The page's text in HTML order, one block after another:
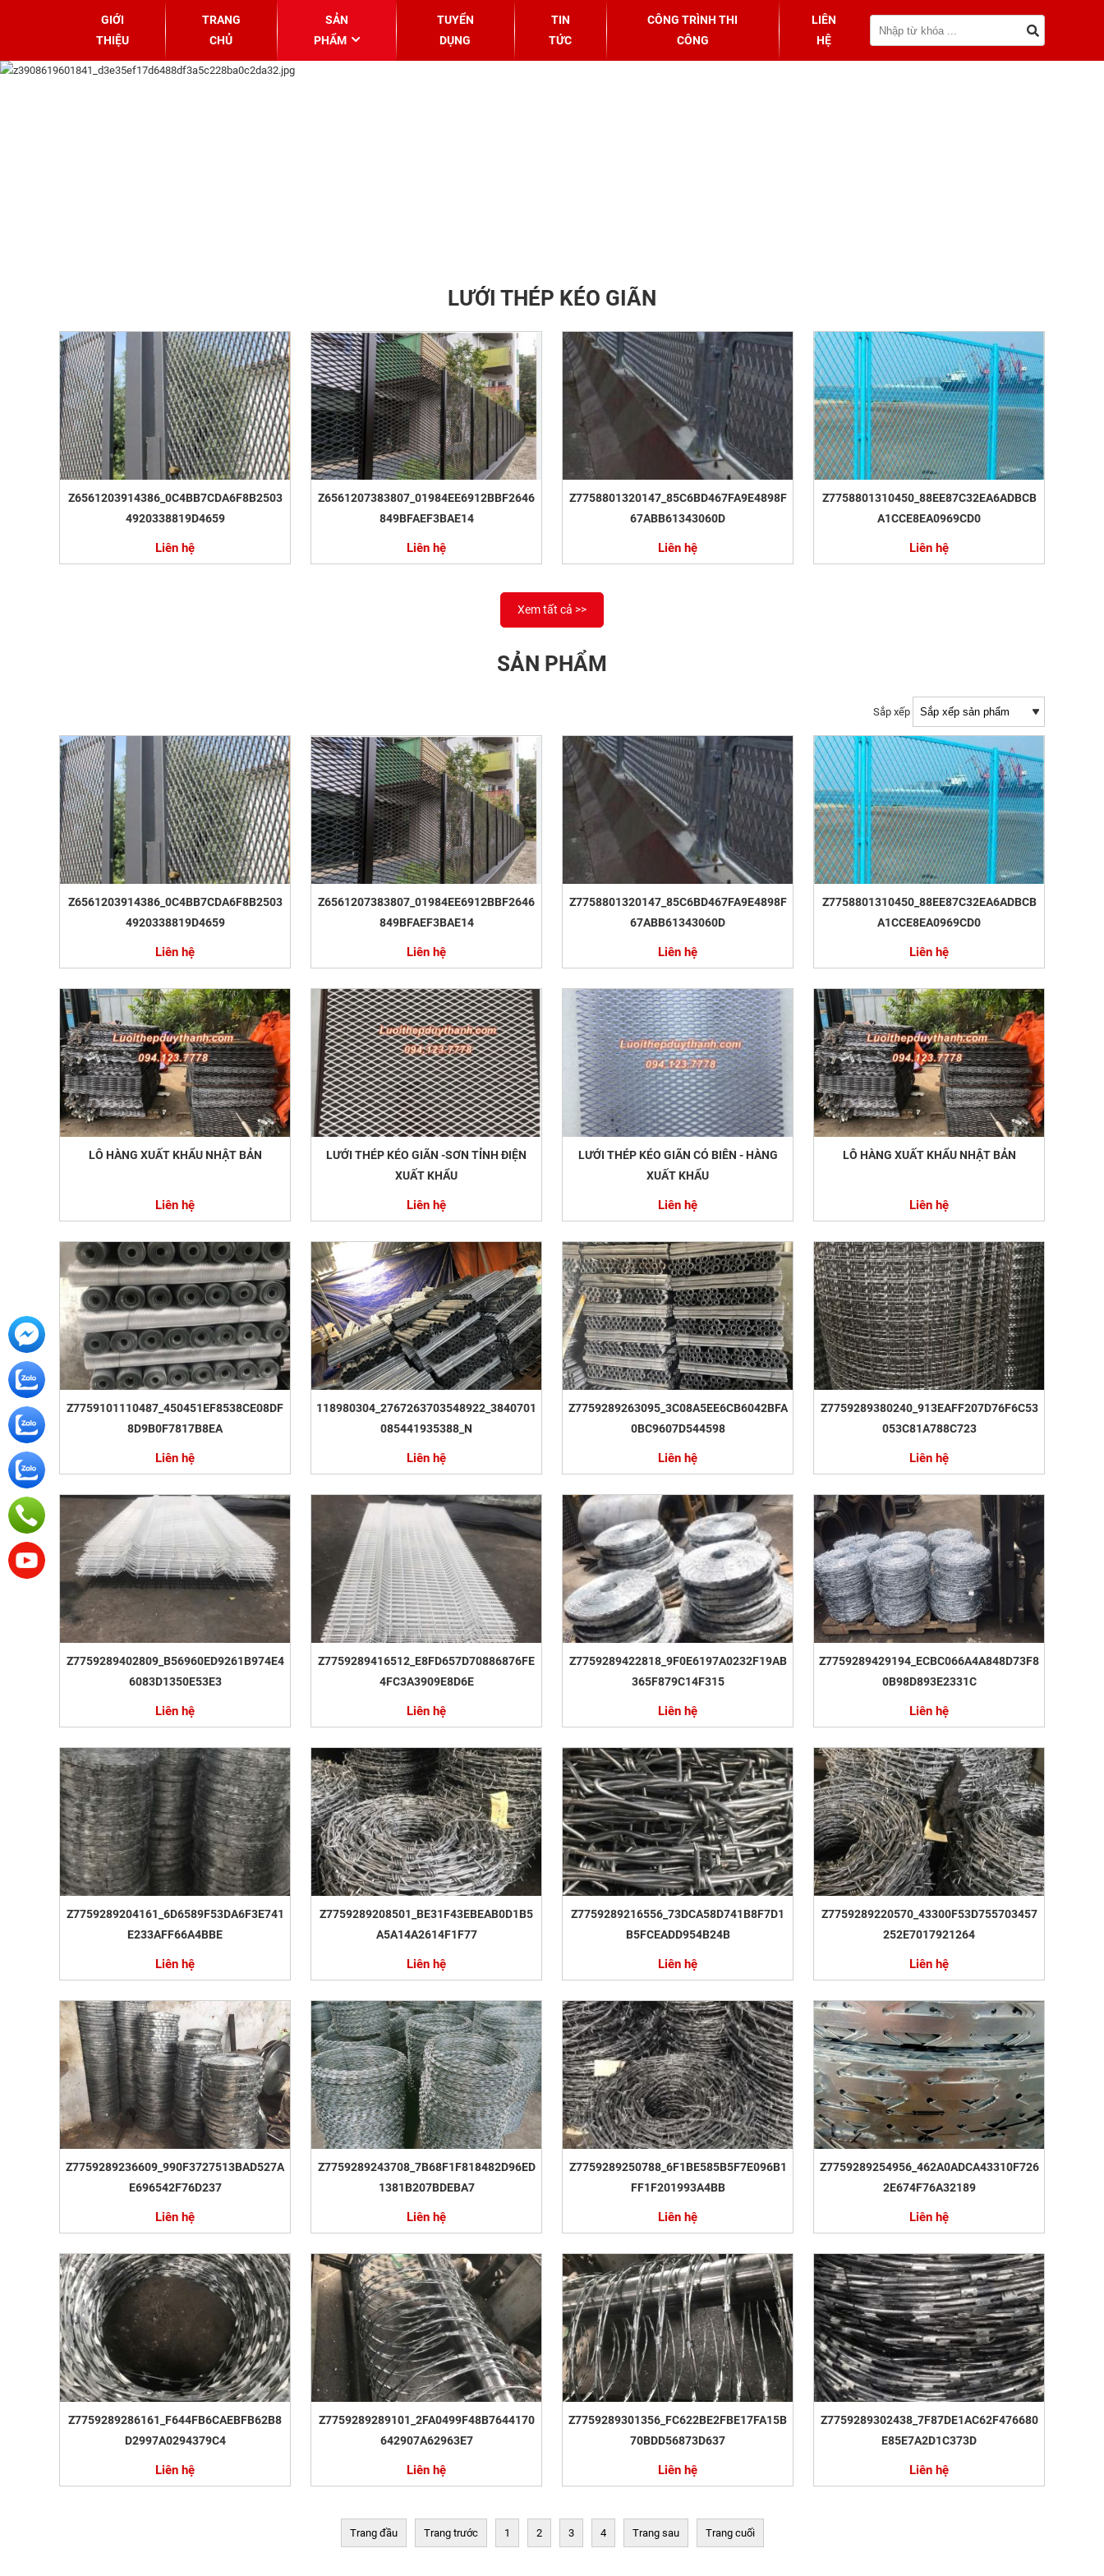
GIỚI
THIỆU
TRANG
CHỦ
SẢN
PHẨM
TUYỂN
DỤNG
TIN
TỨC
CÔNG TRÌNH THI
CÔNG
LIÊN
HỆ
LƯỚI THÉP KÉO GIÃN
Z6561203914386_0C4BB7CDA6F8B2503
4920338819D4659
Liên hệ
Z6561207383807_01984EE6912BBF2646
849BFAEF3BAE14
Liên hệ
Z7758801320147_85C6BD467FA9E4898F
67ABB61343060D
Liên hệ
Z7758801310450_88EE87C32EA6ADBCB
A1CCE8EA0969CD0
Liên hệ
Xem tất cả >>
SẢN PHẨM
Sắp xếp
Z6561203914386_0C4BB7CDA6F8B2503
4920338819D4659
Liên hệ
Z6561207383807_01984EE6912BBF2646
849BFAEF3BAE14
Liên hệ
Z7758801320147_85C6BD467FA9E4898F
67ABB61343060D
Liên hệ
Z7758801310450_88EE87C32EA6ADBCB
A1CCE8EA0969CD0
Liên hệ
LÔ HÀNG XUẤT KHẨU NHẬT BẢN
Liên hệ
LƯỚI THÉP KÉO GIÃN -SƠN TỈNH ĐIỆN
XUẤT KHẨU
Liên hệ
LƯỚI THÉP KÉO GIÃN CÓ BIÊN - HÀNG
XUẤT KHẨU
Liên hệ
LÔ HÀNG XUẤT KHẨU NHẬT BẢN
Liên hệ
Z7759101110487_450451EF8538CE08DF
8D9B0F7817B8EA
Liên hệ
118980304_2767263703548922_3840701
085441935388_N
Liên hệ
Z7759289263095_3C08A5EE6CB6042BFA
0BC9607D544598
Liên hệ
Z7759289380240_913EAFF207D76F6C53
053C81A788C723
Liên hệ
Z7759289402809_B56960ED9261B974E4
6083D1350E53E3
Liên hệ
Z7759289416512_E8FD657D70886876FE
4FC3A3909E8D6E
Liên hệ
Z7759289422818_9F0E6197A0232F19AB
365F879C14F315
Liên hệ
Z7759289429194_ECBC066A4A848D73F8
0B98D893E2331C
Liên hệ
Z7759289204161_6D6589F53DA6F3E741
E233AFF66A4BBE
Liên hệ
Z7759289208501_BE31F43EBEAB0D1B5
A5A14A2614F1F77
Liên hệ
Z7759289216556_73DCA58D741B8F7D1
B5FCEADD954B24B
Liên hệ
Z7759289220570_43300F53D755703457
252E7017921264
Liên hệ
Z7759289236609_990F3727513BAD527A
E696542F76D237
Liên hệ
Z7759289243708_7B68F1F818482D96ED
1381B207BDEBA7
Liên hệ
Z7759289250788_6F1BE585B5F7E096B1
FF1F201993A4BB
Liên hệ
Z7759289254956_462A0ADCA43310F726
2E674F76A32189
Liên hệ
Z7759289286161_F644FB6CAEBFB62B8
D2997A0294379C4
Liên hệ
Z7759289289101_2FA0499F48B7644170
642907A62963E7
Liên hệ
Z7759289301356_FC622BE2FBE17FA15B
70BDD56873D637
Liên hệ
Z7759289302438_7F87DE1AC62F476680
E85E7A2D1C373D
Liên hệ
Trang đầu Trang trước 1 2 3 4 Trang sau Trang cuối